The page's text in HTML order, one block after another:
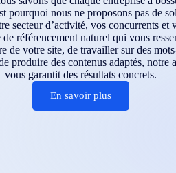
pourquoi nous ne proposons pas de
secteur d’activité, vos concurrents et
référencement naturel qui vous
de votre site, de travailler sur des
produire des contenus adaptés, notre
vous garantit des résultats concrets.
En savoir plus